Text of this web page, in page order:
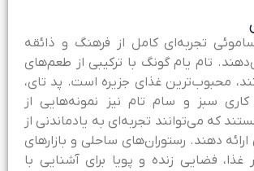
تجربه‌ای کامل از فرهنگ و ذائقه
تام یام گونگ با ترکیبی از طعم‌های
غذای جزیره است. پد تای،
سبز و سام تام نیز نمونه‌هایی از
می‌توانند تجربه‌ای به یادماندنی از
دهند. رستوران‌های ساحلی و بازارهای
فضایی زنده و پویا برای آشنایی با